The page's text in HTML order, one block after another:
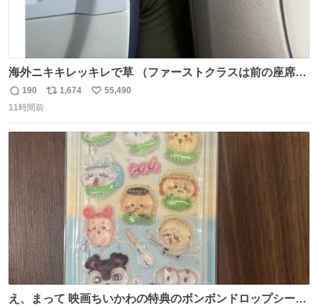
海外ニキキレッキレで草 （ファーストクラスは前の座席で
あるため）
返
信
190
リ
1,674
い
数
55,490
11時間前
え、まって 映画ちいかわの特典のボンボンドロップシール